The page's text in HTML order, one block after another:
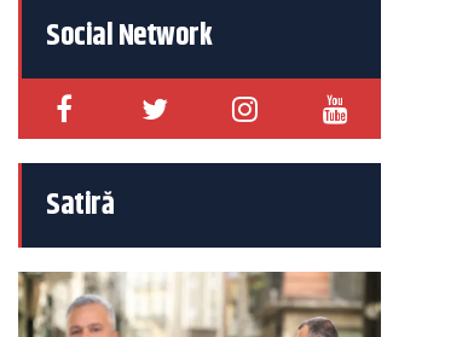
Social Network
Satiră